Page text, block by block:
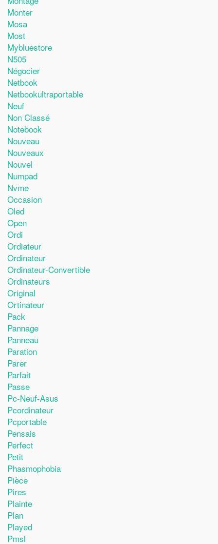
Monter
Mosa
Most
Mybluestore
N505
Négocier
Netbook
Netbookultraportable
Neuf
Non Classé
Notebook
Nouveau
Nouveaux
Nouvel
Numpad
Nvme
Occasion
Oled
Open
Ordi
Ordiateur
Ordinateur
Ordinateur-Convertible
Ordinateurs
Original
Ortinateur
Pack
Pannage
Panneau
Paration
Parer
Parfait
Passe
Pc-Neuf-Asus
Pcordinateur
Pcportable
Pensais
Perfect
Petit
Phasmophobia
Pièce
Pires
Plainte
Plan
Played
Pmsl